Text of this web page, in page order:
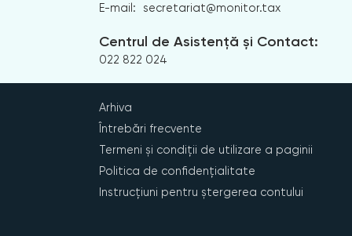
E-mail:
secretariat@monitor.tax
Centrul de Asistență și Contact:
022 822 024
Arhiva
Întrebări frecvente
Termeni și condiții de utilizare a paginii
Politica de confidențialitate
Instrucțiuni pentru ștergerea contului